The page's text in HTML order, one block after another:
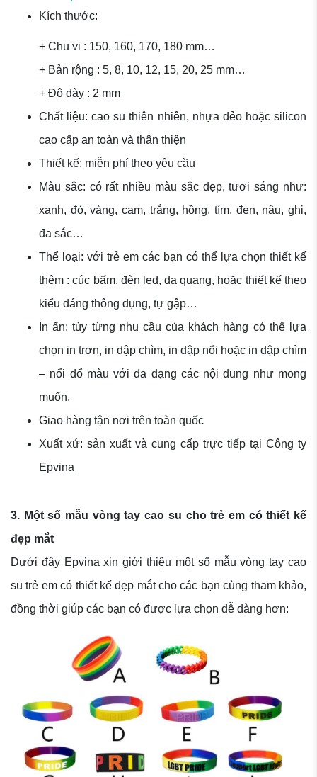
Kích thước:
+ Chu vi : 150, 160, 170, 180 mm…
+ Bản rộng : 5, 8, 10, 12, 15, 20, 25 mm…
+ Độ dày : 2 mm
Chất liệu: cao su thiên nhiên, nhựa dẻo hoặc silicon
cao cấp an toàn và thân thiện
Thiết kế: miễn phí theo yêu cầu
Màu sắc: có rất nhiều màu sắc đẹp, tươi sáng như:
xanh, đỏ, vàng, cam, trắng, hồng, tím, đen, nâu, ghi,
đa sắc…
Thể loại: với trẻ em các bạn có thể lựa chọn thiết kế
thêm : cúc bấm, đèn led, dạ quang, hoặc thiết kế theo
kiểu dáng thông dụng, tự gập…
In ấn: tùy từng nhu cầu của khách hàng có thể lựa
chọn in trơn, in dập chìm, in dập nổi hoặc in dập chìm
– nổi đổ màu với đa dạng các nội dung như mong
muốn.
Giao hàng tận nơi trên toàn quốc
Xuất xứ: sản xuất và cung cấp trực tiếp tại Công ty
Epvina
3. Một số mẫu vòng tay cao su cho trẻ em có thiết kế
đẹp mắt
Dưới đây Epvina xin giới thiệu một số mẫu vòng tay cao
su trẻ em có thiết kế đẹp mắt cho các bạn cùng tham khảo,
đồng thời giúp các bạn có được lựa chọn dễ dàng hơn: